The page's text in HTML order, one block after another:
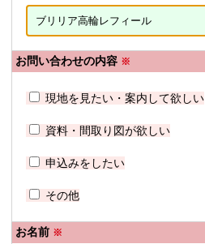
お問い合わせの内容 ※
現地を見たい・案内して欲しい
資料・間取り図が欲しい
申込みをしたい
その他
お名前 ※